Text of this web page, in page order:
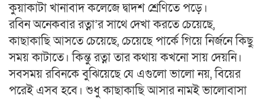
কুয়াকাটা খানাবাদ কলেজে দ্বাদশ শ্রেণিতে পড়ে।
রবিন অনেকবার রত্না’র সাথে দেখা করতে চেয়েছে,
কাছাকাছি আসতে চেয়েছে, চেয়েছে পার্কে গিয়ে নির্জনে কিছু
সময় কাটাতে। কিন্তু রত্না তার কথায় কখনো সায় দেয়নি।
সবসময় রবিনকে বুঝিয়েছে যে এগুলো ভালো নয়, বিয়ের
পরেই এসব হবে। শুধু কাছাকাছি আসার নামই ভালোবাসা